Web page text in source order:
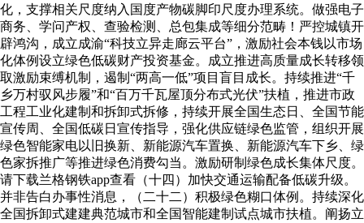
化，支撑相关尺度纳入国度产物碳脚印尺度办理系统。做强电子
商务、学问产权、查验检测、总包集成等细分范畴！严控城镇开
辟鸿沟，成立成渝“科技立异走廊云平台”，激励社会本钱以市场
化体例设立绿色低碳财产投资基金。成立推进高质量成长转移领
取激励束缚机制，遏制“两高一低”项目盲目成长。持续推进“千
乡万村驭风步履”和“百万千瓦屋顶分布式光伏”扶植，推进市政
工程工业化建制和拆卸式拆修，持续开展全国生态日、全国节能
宣传周、全国低碳日宣传指导，强化供应链绿色监管，组织开展
绿色智能家电以旧换新、新能源汽车置换、新能源汽车下乡、绿
色家拆推广等推进绿色消费勾当。激励研制绿色成长集体尺度。
请下载兰格钢铁app查看（十四）加快交通运输配备低碳升级。
并非告白办事性消息，（二十二）积极绿色糊口体例。持续深化
全国拆卸式建建典范城市和全国智能建制试点城市扶植。阐扬立